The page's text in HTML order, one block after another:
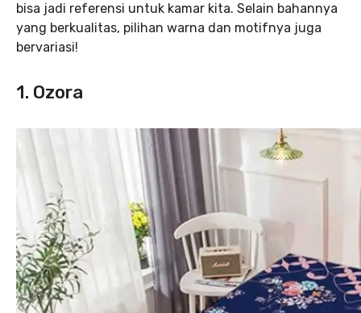
bisa jadi referensi untuk kamar kita. Selain bahannya
yang berkualitas, pilihan warna dan motifnya juga
bervariasi!
1. Ozora